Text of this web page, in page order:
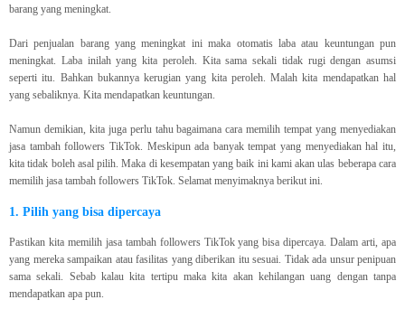
barang yang meningkat.
Dari penjualan barang yang meningkat ini maka otomatis laba atau keuntungan pun
meningkat. Laba inilah yang kita peroleh. Kita sama sekali tidak rugi dengan asumsi
seperti itu. Bahkan bukannya kerugian yang kita peroleh. Malah kita mendapatkan hal
yang sebaliknya. Kita mendapatkan keuntungan.
Namun demikian, kita juga perlu tahu bagaimana cara memilih tempat yang menyediakan
jasa tambah followers TikTok. Meskipun ada banyak tempat yang menyediakan hal itu,
kita tidak boleh asal pilih. Maka di kesempatan yang baik ini kami akan ulas beberapa cara
memilih jasa tambah followers TikTok. Selamat menyimaknya berikut ini.
1. Pilih yang bisa dipercaya
Pastikan kita memilih jasa tambah followers TikTok yang bisa dipercaya. Dalam arti, apa
yang mereka sampaikan atau fasilitas yang diberikan itu sesuai. Tidak ada unsur penipuan
sama sekali. Sebab kalau kita tertipu maka kita akan kehilangan uang dengan tanpa
mendapatkan apa pun.